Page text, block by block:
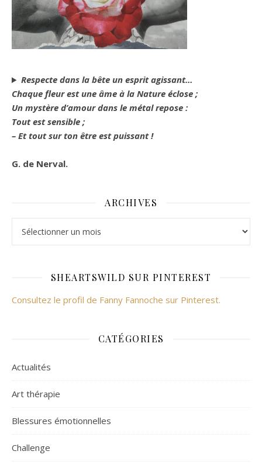
Respecte dans la bête un esprit agissant…
Chaque fleur est une âme à la Nature éclose ;
Un mystère d’amour dans le métal repose :
Tout est sensible ;
– Et tout sur ton être est puissant !
G. de Nerval.
ARCHIVES
SHEARTSWILD SUR PINTEREST
Consultez le profil de Fanny Fannoche sur Pinterest.
CATÉGORIES
Actualités
Art thérapie
Blessures émotionnelles
Challenge